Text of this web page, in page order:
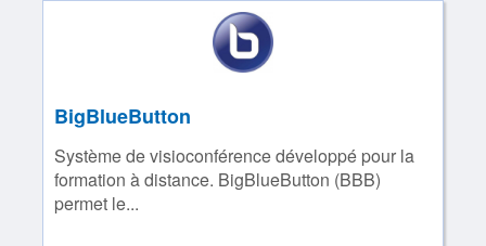
BigBlueButton
Système de visioconférence développé pour la
formation à distance. BigBlueButton (BBB)
permet le...